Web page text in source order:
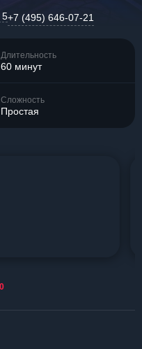
5+7 (495) 646-07-21
Длительность
60 минут
Сложность
Простая
0